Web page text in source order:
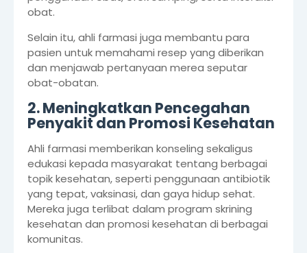
obat.
Selain itu, ahli farmasi juga membantu para
pasien untuk memahami resep yang diberikan
dan menjawab pertanyaan merea seputar
obat-obatan.
2. Meningkatkan Pencegahan
Penyakit dan Promosi Kesehatan
Ahli farmasi memberikan konseling sekaligus
edukasi kepada masyarakat tentang berbagai
topik kesehatan, seperti penggunaan antibiotik
yang tepat, vaksinasi, dan gaya hidup sehat.
Mereka juga terlibat dalam program skrining
kesehatan dan promosi kesehatan di berbagai
komunitas.